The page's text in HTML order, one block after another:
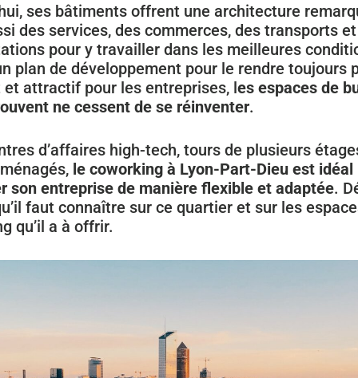
ses bâtiments offrent une architecture
des services, des commerces, des transports
pour y travailler dans les meilleures
plan de développement pour le rendre toujours
et attractif pour les entreprises, les espaces de
ne cessent de se réinventer.
d’affaires high-tech, tours de plusieurs
le coworking à Lyon-Part-Dieu est idéal
son entreprise de manière flexible et adaptée.
faut connaître sur ce quartier et sur les
qu’il a à offrir.